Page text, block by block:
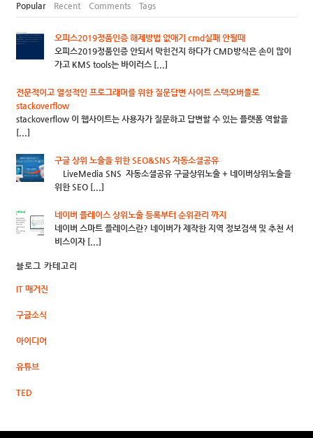
Popular Recent Comments Tags
오피스2019정품인증 해제방법 없애기 cmd실패 안될때
오피스2019정품인증 안되서 막힌건지 하다가 CMD방식은 손이 많이
가고 KMS tools는 바이러스 [...]
전문적이고 열성적인 프로그래머를 위한 질문답변 사이트 스텍오버플로
stackoverflow
stackoverflow 이 웹사이트는 사용자가 질문하고 답변할 수 있는 플랫폼 역할을
[...]
구글 상위 노출을 위한 SEO&SNS 자동소셜공유
LiveMedia SNS 자동소셜공유 구글상위노출 + 네이버상위노출을
위한 SEO [...]
네이버 플레이스 상위노출 등록부터 순위관리 까지
네이버 스마트 플레이스란? 네이버가 제작한 지역 정보검색 및 추천 서
비스이자 [...]
블로그 카테고리
IT 매거진
구글소식
아이디어
유튜브
TED